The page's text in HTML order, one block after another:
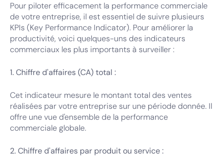
Pour piloter efficacement la performance commerciale
de votre entreprise, il est essentiel de suivre plusieurs
KPIs (Key Performance Indicator). Pour améliorer la
productivité, voici quelques-uns des indicateurs
commerciaux les plus importants à surveiller :
1. Chiffre d'affaires (CA) total :
Cet indicateur mesure le montant total des ventes
réalisées par votre entreprise sur une période donnée. Il
offre une vue d'ensemble de la performance
commerciale globale.
2. Chiffre d'affaires par produit ou service :